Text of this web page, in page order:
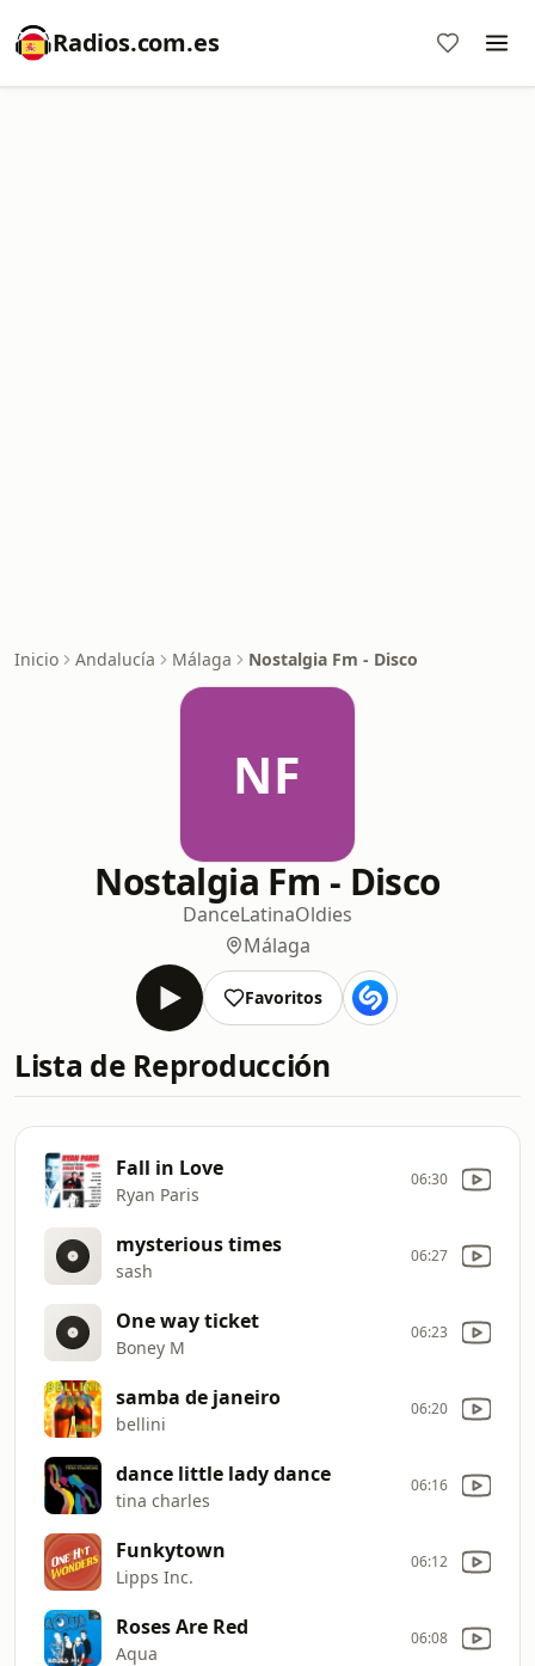
Radios.com.es
Inicio Andalucía Málaga Nostalgia Fm - Disco
NF
Nostalgia Fm - Disco
DanceLatinaOldies
Málaga
Favoritos
Lista de Reproducción
Fall in Love
Ryan Paris
06:30
mysterious times
sash
06:27
One way ticket
Boney M
06:23
samba de janeiro
bellini
06:20
dance little lady dance
tina charles
06:16
Funkytown
Lipps Inc.
06:12
Roses Are Red
Aqua
06:08